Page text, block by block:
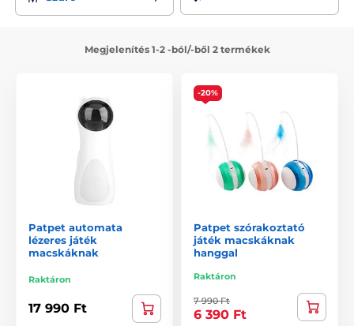
Megjelenítés 1-2 -ból/-ből 2 termékek
Patpet automata
lézeres játék
macskáknak
Raktáron
17 990 Ft
-20%
Patpet szórakoztató
játék macskáknak
hanggal
Raktáron
7 990 Ft
6 390 Ft